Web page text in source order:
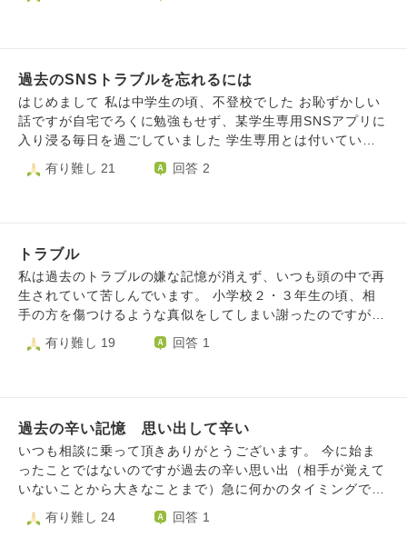
を連れてやってきたところを見てしまい、昔の嫌な思いがフ
ラッシュバックしてしまいました。冷やかして笑ったり、私
物を取り上げて友達同士で嫌がる私をあざ笑ったり、決めつ
けや噂したりしていました。 今でこそ、不品行や悪行とし
うか先生に言うかしかできませんでした。 その同級生は片
の、部活はやめてしまい、印象が良くないギャルのようにな
っていました。昔から狡猾なことろがあり、正直にしか生き
られない私をバカにしていました。妬み僻みもあると思いま
す。 姿を見て、裏で何か言われていないかと想像してしま
います。私は今ご縁がなく未婚ですが、その同級生は旦那彼
氏がいることを鼻にかけ、子供がいる幸せな様子を自慢する
ているのか不明ですが、よく結婚したものだと思ってしまい
ます。 心構えや対処など、ご教示頂けますと幸いです。
思い出すタイミングは主に夜、授乳をしている時です。 辛
が塞がっているので読書などができないこと、赤ちゃんの刺
激にならないように電気やテレビもつけないのこと、なので
ぼーっと過ごすことになるため考え事をしてしまいます。
嫌な体験を忘れる、もしくは思い出さないようにするために
過去のSNSトラブルを忘れるには
はじめまして 私は中学生の頃、不登校でした お恥ずかしい
話ですが自宅でろくに勉強もせず、某学生専用SNSアプリに
入り浸る毎日を過ごしていました 学生専用とは付いていま
すが、実際には社会人の方もおられました 私はそのSNSで
出会った大人のことを忘れたいです その人とは好きなアニ
いなら死んでやる」「あなたの家を特定した」 などと言わ
れるようになりました 当時は両親にも担任の先生にも心を
開けず、その人だけが自分から話しにいける唯一の大人でし
た その人が自分から離れてしまうのが怖くてその人の要求
鹿なことしたんだろうと感じます でもそれと同時にその人
てしまった 中学を卒業してからもうすぐ5年が経とうとして
いますが、未だに夢に出てきます どうすれば忘れられるで
しょうか
有り難し 21 回答 2
トラブル
私は過去のトラブルの嫌な記憶が消えず、いつも頭の中で再
生されていて苦しんでいます。 小学校２・３年生の頃、相
手の方を傷つけるような真似をしてしまい謝ったのですが、
「謝罪以外の方法で謝って」といわれてしまいました。 謝
罪方法を考えても良い考えが思い浮かばず、その間相手から
になり、同じことをされました。中学での在学中小学校にい
た弟が私がいた中学校まで歩いてこさせられ一緒に嫌がらせ
を受けさせられたこともありました。 卒業後は弟が相手の
仲間から責任をとらされたり母も謝罪させられたりさんざん
いのは私が中学を卒業後、相手が謝罪以外の方法でという条
有り難し 19 回答 1
過去の辛い記憶 思い出して辛い
いつも相談に乗って頂きありがとうございます。 今に始ま
ったことではないのですが過去の辛い思い出（相手が覚えて
いないことから大きなことまで）急に何かのタイミングでふ
と思い出し連鎖反応のように色んな嫌なことがフラッシュバ
ックして辛くなることがあります。 出かけている時でも家
有り難し 24 回答 1